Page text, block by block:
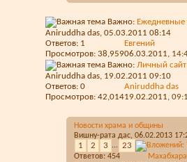
Важно:
Aniruddha das, 05.03.2011 08:14
Ответов: 1
Просмотров: 38,959
Евгений
06.03.2011,
Важно: Личный
Aniruddha das, 19.02.2011 09:10
Ответов: 0
Просмотров: 42,014
Aniruddha das
19.02.2011,
Новости храма и общины
Вишну-рата дас, 06.02.2013
1 2 3 ... 23
Ответов: 454